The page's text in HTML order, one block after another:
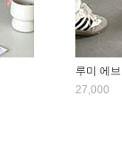
루미 에
27,000